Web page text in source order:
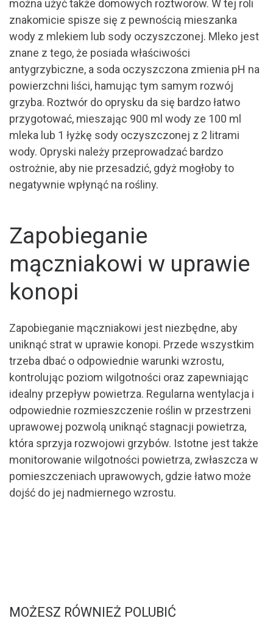
można użyć także domowych roztworów. W tej roli
znakomicie spisze się z pewnością mieszanka
wody z mlekiem lub sody oczyszczonej. Mleko jest
znane z tego, że posiada właściwości
antygrzybiczne, a soda oczyszczona zmienia pH na
powierzchni liści, hamując tym samym rozwój
grzyba. Roztwór do oprysku da się bardzo łatwo
przygotować, mieszając 900 ml wody ze 100 ml
mleka lub 1 łyżkę sody oczyszczonej z 2 litrami
wody. Opryski należy przeprowadzać bardzo
ostrożnie, aby nie przesadzić, gdyż mogłoby to
negatywnie wpłynąć na rośliny.
Zapobieganie
mączniakowi w uprawie
konopi
Zapobieganie mączniakowi jest niezbędne, aby
uniknąć strat w uprawie konopi. Przede wszystkim
trzeba dbać o odpowiednie warunki wzrostu,
kontrolując poziom wilgotności oraz zapewniając
idealny przepływ powietrza. Regularna wentylacja i
odpowiednie rozmieszczenie roślin w przestrzeni
uprawowej pozwolą uniknąć stagnacji powietrza,
która sprzyja rozwojowi grzybów. Istotne jest także
monitorowanie wilgotności powietrza, zwłaszcza w
pomieszczeniach uprawowych, gdzie łatwo może
dojść do jej nadmiernego wzrostu.
MOŻESZ RÓWNIEŻ POLUBIĆ